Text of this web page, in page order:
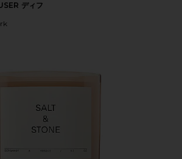
ディフ
BERGAMOT & HINOKI CANDLE キャンドル